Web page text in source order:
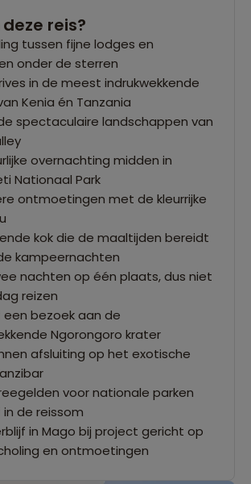
reis?
tussen fijne lodges en
onder de sterren
in de meest indrukwekkende
Kenia én Tanzania
spectaculaire landschappen van
overnachting midden in
Nationaal Park
ontmoetingen met de kleurrijke
kok die de maaltijden bereidt
kampeernachten
nachten op één plaats, dus niet
reizen
een bezoek aan de
Ngorongoro krater
afsluiting op het exotische
voor nationale parken
in de reissom
in Mago bij project gericht op
en ontmoetingen